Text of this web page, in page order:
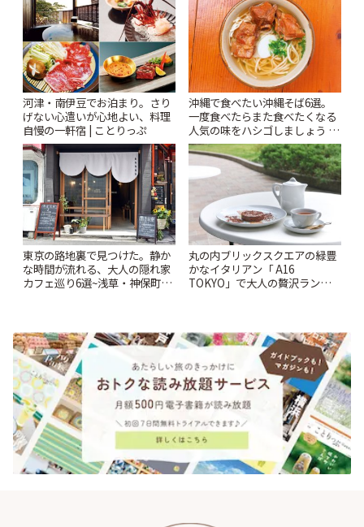
河津・南伊豆でお泊まり。さり
げない心遣いが心地よい、料理
自慢の一軒宿 | ことりっぷ
沖縄で食べたい沖縄そば6選。
一度食べたらまた食べたくなる
人気の味をハシゴしましょう |
ことりっぷ
東京の路地裏で見つけた。静か
な時間が流れる、大人の隠れ家
カフェ巡り6選~浅草・神保町・
丸の内ブリックスクエアの緑豊
かなイタリアン「 A16
TOKYO」で大人の贅沢ランチ |